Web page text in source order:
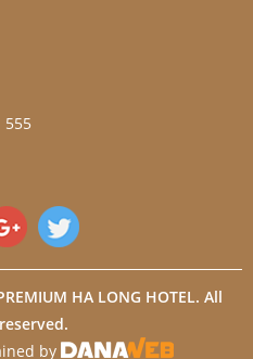
555
HA LONG HOTEL. All
by